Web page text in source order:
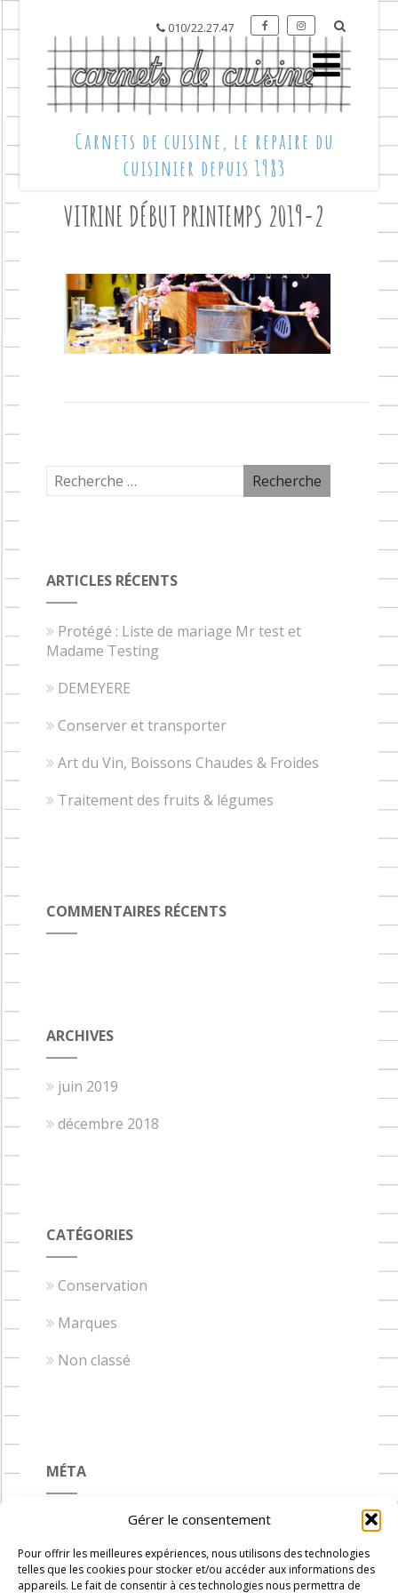
Gérer le consentement
Pour offrir les meilleures expériences, nous utilisons des technologies
telles que les cookies pour stocker et/ou accéder aux informations des
appareils. Le fait de consentir à ces technologies nous permettra de
010/22.27.47
Carnets de cuisine, le repaire du
cuisinier depuis 1983
VITRINE DÉBUT PRINTEMPS 2019-2
ARTICLES RÉCENTS
Protégé : Liste de mariage Mr test et
Madame Testing
DEMEYERE
Conserver et transporter
Art du Vin, Boissons Chaudes & Froides
Traitement des fruits & légumes
COMMENTAIRES RÉCENTS
ARCHIVES
juin 2019
décembre 2018
CATÉGORIES
Conservation
Marques
Non classé
MÉTA
Connexion
Flux des publications